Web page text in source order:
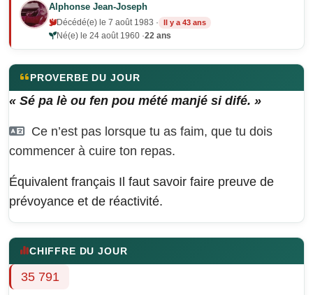
Alphonse Jean-Joseph
Décédé(e) le 7 août 1983 · Il y a 43 ans
Né(e) le 24 août 1960 ·22 ans
PROVERBE DU JOUR
« Sé pa lè ou fen pou mété manjé si difé. »
Ce n’est pas lorsque tu as faim, que tu dois
commencer à cuire ton repas.
Équivalent français Il faut savoir faire preuve de
prévoyance et de réactivité.
CHIFFRE DU JOUR
35 791